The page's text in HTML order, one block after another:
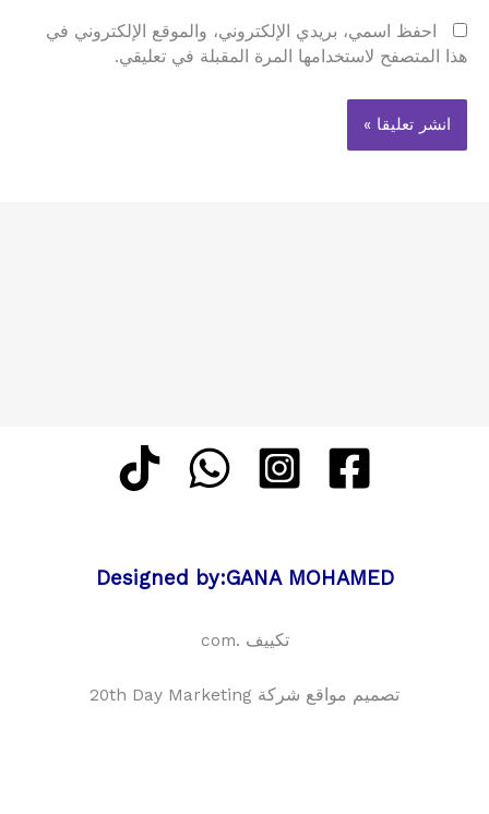
احفظ اسمي، بريدي الإلكتروني، والموقع الإلكتروني في
هذا المتصفح لاستخدامها المرة المقبلة في تعليقي.
Designed by:GANA MOHAMED
تكييف .com
تصميم مواقع شركة 20th Day Marketing